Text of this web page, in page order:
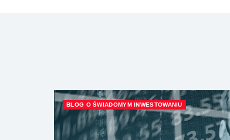
BLOG O ŚWIADOMYM INWESTOWANIU